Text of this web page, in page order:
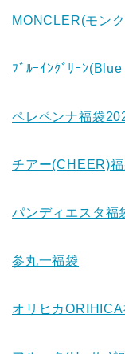
MONCLER(モン
ﾌﾞﾙｰｲﾝｸﾞﾘｰﾝ
ペレペンナ福袋
チアー(CHEER)
パンディエスタ福
参丸一福袋
オリヒカORIHICA